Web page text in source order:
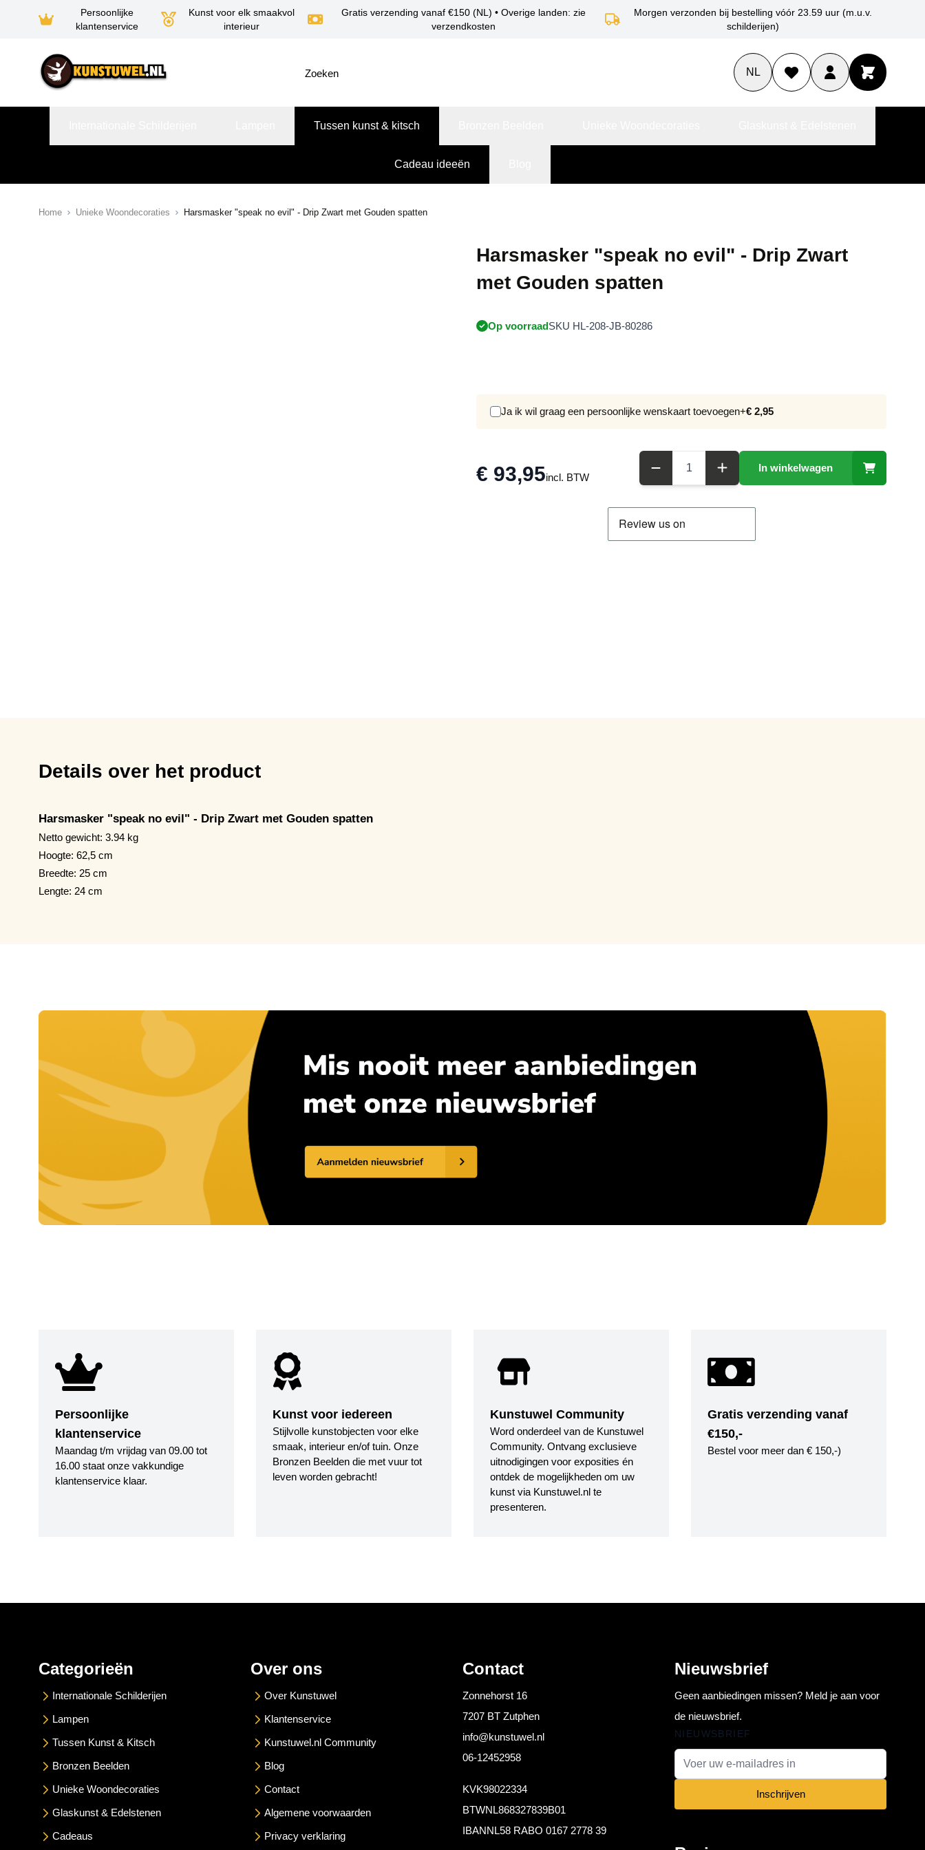
Persoonlijke
klantenservice
Kunst voor elk smaakvol
interieur
Gratis verzending vanaf €150 (NL) • Overige landen: zie
verzendkosten
Morgen verzonden bij bestelling vóór 23.59 uur (m.u.v.
schilderijen)
NL
Tussen kunst & kitsch
Cadeau ideeën
Home Unieke Woondecoraties Harsmasker "speak no evil" - Drip Zwart met Gouden spatten
Harsmasker "speak no evil" - Drip Zwart
met Gouden spatten
Op voorraadSKU HL-208-JB-80286
Ja ik wil graag een persoonlijke wenskaart toevoegen+€ 2,95
€ 93,95incl. BTW
In winkelwagen
Details over het product
Harsmasker "speak no evil" - Drip Zwart met Gouden spatten
Netto gewicht: 3.94 kg
Hoogte: 62,5 cm
Breedte: 25 cm
Lengte: 24 cm
Persoonlijke
klantenservice
Maandag t/m vrijdag van 09.00 tot
16.00 staat onze vakkundige
klantenservice klaar.
Kunst voor iedereen
Stijlvolle kunstobjecten voor elke
smaak, interieur en/of tuin. Onze
Bronzen Beelden die met vuur tot
leven worden gebracht!
Kunstuwel Community
Word onderdeel van de Kunstuwel
Community. Ontvang exclusieve
uitnodigingen voor exposities én
ontdek de mogelijkheden om uw
kunst via Kunstuwel.nl te
presenteren.
Gratis verzending vanaf
€150,-
Bestel voor meer dan € 150,-)
Categorieën
Internationale Schilderijen
Lampen
Tussen Kunst & Kitsch
Bronzen Beelden
Unieke Woondecoraties
Glaskunst & Edelstenen
Cadeaus
Over ons
Over Kunstuwel
Klantenservice
Kunstuwel.nl Community
Blog
Contact
Algemene voorwaarden
Privacy verklaring
Contact
Zonnehorst 16
7207 BT Zutphen
info@kunstuwel.nl
06-12452958
KVK98022334
BTWNL868327839B01
IBANNL58 RABO 0167 2778 39
Nieuwsbrief
Geen aanbiedingen missen? Meld je aan voor
de nieuwsbrief.
NIEUWSBRIEF
E-mail adres
Inschrijven